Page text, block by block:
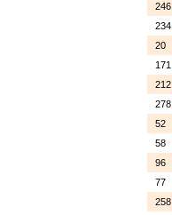
246
234
20
171
212
278
52
58
96
77
258